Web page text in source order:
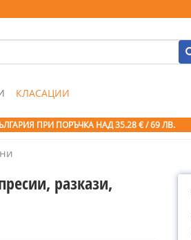
КЛАСАЦИИ
ПРИ ПОРЪЧКА НАД 35.28 € / 69 ЛВ.
разкази,